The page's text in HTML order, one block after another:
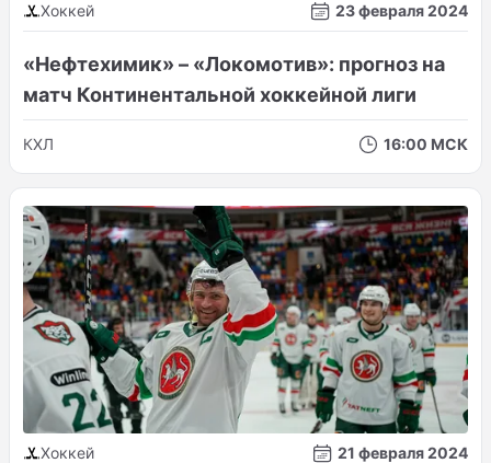
Хоккей 23 февраля 2024
«Нефтехимик» – «Локомотив»: прогноз на
матч Континентальной хоккейной лиги
КХЛ 16:00 МСК
Хоккей 21 февраля 2024